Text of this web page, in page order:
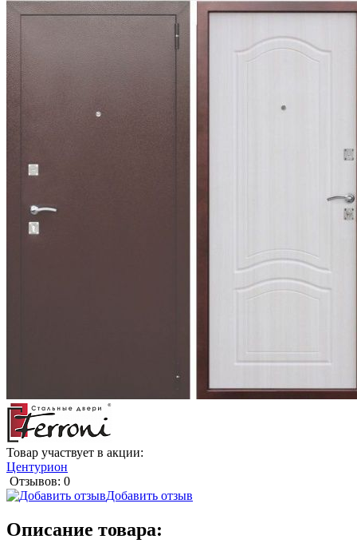
Товар участвует в акции:
Центурион
Отзывов: 0
Добавить отзыв
Описание товара: